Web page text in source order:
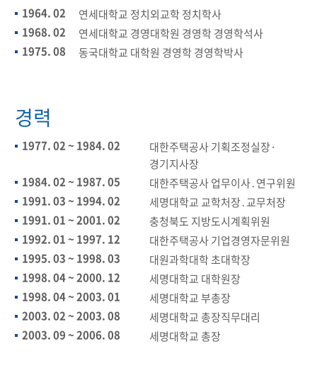
1964. 02
연세대학교 정치외교학 정치학사​
1968. 02
연세대학교 경영대학원 경영학 경영학석사​
1975. 08
동국대학교 대학원 경영학 경영학박사​
경력
1977. 02 ~ 1984. 02
대한주택공사 기획조정실장·
경기지사장​
1984. 02 ~ 1987. 05
대한주택공사 업무이사․연구위원​
1991. 03 ~ 1994. 02
세명대학교 교학처장․교무처장​
1991. 01 ~ 2001. 02
충청북도 지방도시계획위원​
1992. 01 ~ 1997. 12
대한주택공사 기업경영자문위원​
1995. 03 ~ 1998. 03
대원과학대학 초대학장​
1998. 04 ~ 2000. 12
세명대학교 대학원장​
1998. 04 ~ 2003. 01
세명대학교 부총장​
2003. 02 ~ 2003. 08
세명대학교 총장직무대리​
2003. 09 ~ 2006. 08
세명대학교 총장​